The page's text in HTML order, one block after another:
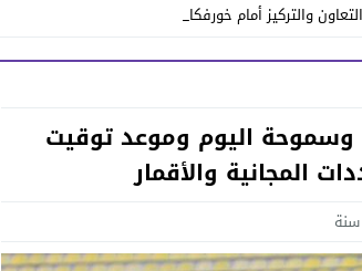
والتركيز أمام خورفكان
وسموحة اليوم وموعد توقيت
المجانية والأقمار